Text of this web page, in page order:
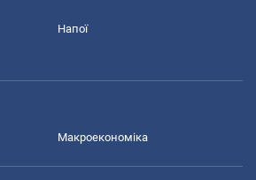
Напої
Макроекономіка